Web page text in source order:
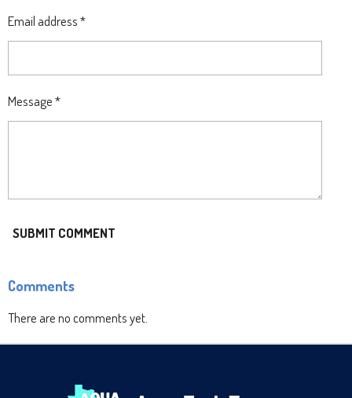
Email address *
Message *
SUBMIT COMMENT
Comments
There are no comments yet.